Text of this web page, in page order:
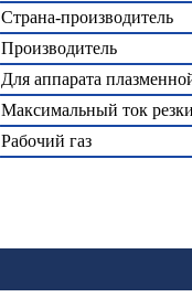
Страна-производитель
Производитель
Для аппарата
Максимальный ток
Рабочий газ